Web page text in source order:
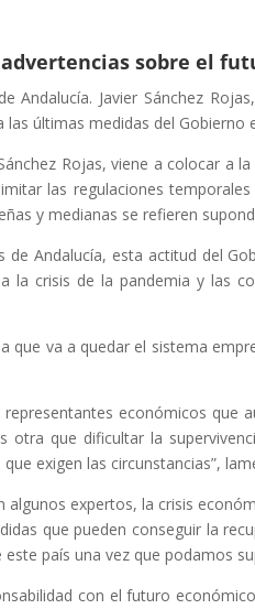
sobre el
Andalucía. Javier Sánchez
últimas medidas del
Rojas, viene a colocar a
las regulaciones
y medianas se refieren
Andalucía, esta actitud del
la crisis de la pandemia y las
que va a quedar el sistema
económicos
otra que dificultar la
exigen las circunstancias”,
algunos expertos, la crisis
que pueden conseguir la
país una vez que podamos
con el futuro